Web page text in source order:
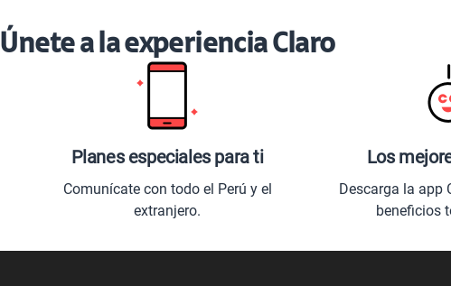
Únete a la experiencia Claro
Planes especiales para ti
Comunícate con todo el Perú y el
extranjero.
Los
Descarga la app
beneficios